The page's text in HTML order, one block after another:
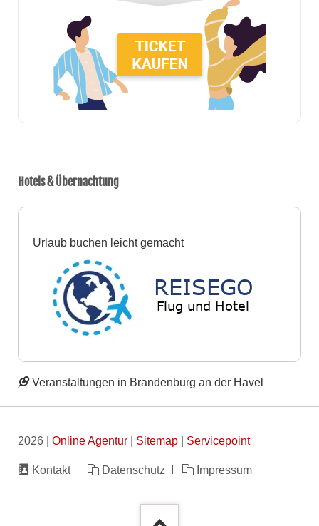
Hotels & Übernachtung
Urlaub buchen leicht gemacht
Veranstaltungen in Brandenburg an der Havel
2026 | Online Agentur| Sitemap| Servicepoint
Navigation
Kontakt Datenschutz Impressum